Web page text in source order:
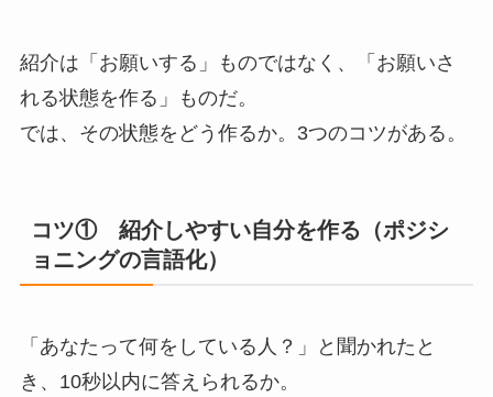
紹介は「お願いする」ものではなく、「お願いさ
れる状態を作る」ものだ。
では、その状態をどう作るか。3つのコツがある。
コツ① 紹介しやすい自分を作る（ポジシ
ョニングの言語化）
「あなたって何をしている人？」と聞かれたと
き、10秒以内に答えられるか。